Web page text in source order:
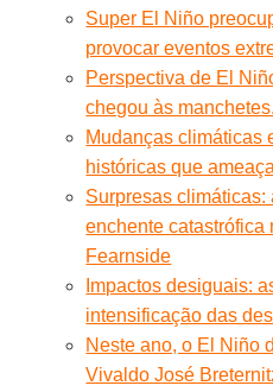
Super El Niño
provocar eventos
Perspectiva de El
chegou às
Mudanças climáticas
históricas que
Surpresas climáticas:
enchente catastrófica
Fearnside
Impactos desiguais:
intensificação das
Neste ano, o El Niño
Vivaldo José